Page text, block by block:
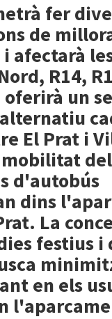
fer
de
afectarà
R14,
oferirà un
El Prat i
d'autobús
dins
La
festius i
en els